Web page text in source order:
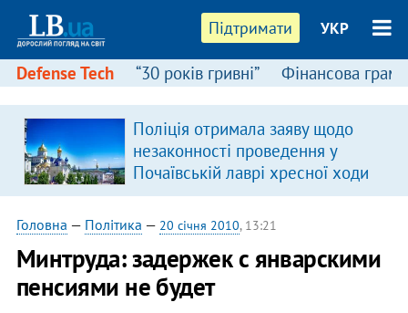
Підтримати УКР
Defense Tech “30 років гривні” Фінансова
Поліція отримала заяву щодо
незаконності проведення у
Почаївській лаврі хресної ходи
Головна — Політика — 20 січня 2010, 13:21
Минтруда: задержек с январскими
пенсиями не будет